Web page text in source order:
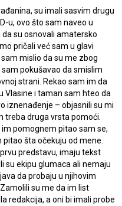
su imali sasvim drugu
u, ovo što sam naveo u
su osnovali amatersko
pričali već sam u glavi
mislio da su me zbog
pokušavao da smislim
strani. Rekao sam im da
Vlasine i taman sam hteo da
iznenađenje – objasnili su mi
treba druga vrsta pomoći.
pomognem pitao sam se,
šta očekuju od mene.
predstavu, imaju tekst
su ekipu glumaca ali nemaju
da probaju u njihovim
su me da im list
redakcija, a oni bi imali probe